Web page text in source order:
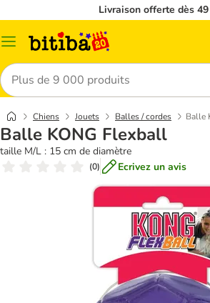
Livraison offerte dès
Menu
Rechercher
Chiens Jouets Balles / cordes Balle
Balle KONG Flexball
taille M/L : 15 cm de diamètre
(0) Ecrivez un avis